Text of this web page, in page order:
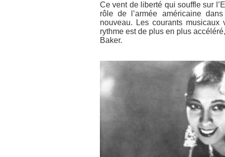
Ce vent de liberté qui souffle sur
rôle de l’armée américaine
nouveau. Les courants musicaux
rythme est de plus en plus
Baker.